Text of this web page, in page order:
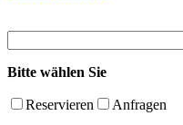
Bitte wählen Sie
Reservieren
Anfragen